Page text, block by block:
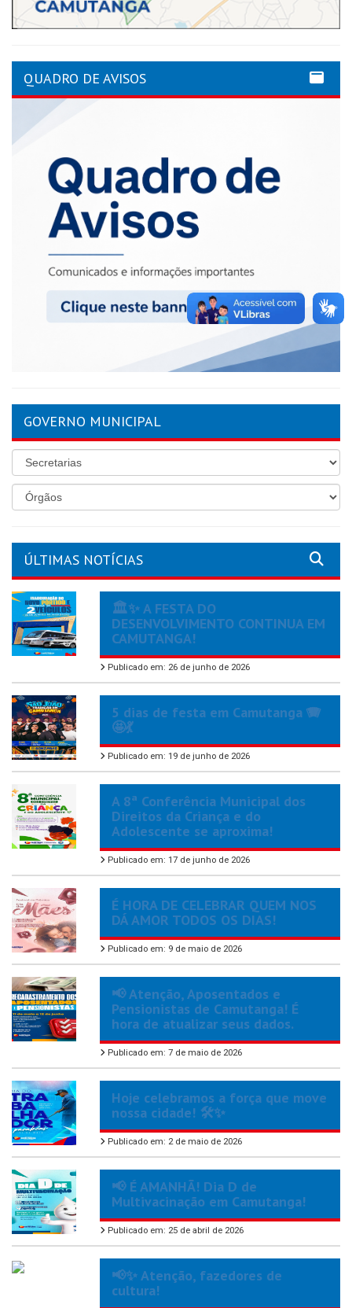
QUADRO DE AVISOS
GOVERNO MUNICIPAL
ÚLTIMAS NOTÍCIAS
🏛️✨ A FESTA DO
DESENVOLVIMENTO CONTINUA EM
CAMUTANGA!
Publicado em: 26 de junho de 2026
5 dias de festa em Camutanga 🪗
🤩💃
Publicado em: 19 de junho de 2026
A 8ª Conferência Municipal dos
Direitos da Criança e do
Adolescente se aproxima!
Publicado em: 17 de junho de 2026
É HORA DE CELEBRAR QUEM NOS
DÁ AMOR TODOS OS DIAS!
Publicado em: 9 de maio de 2026
📢 Atenção, Aposentados e
Pensionistas de Camutanga! É
hora de atualizar seus dados.
Publicado em: 7 de maio de 2026
Hoje celebramos a força que move
nossa cidade! 🛠️✨
Publicado em: 2 de maio de 2026
📢 É AMANHÃ! Dia D de
Multivacinação em Camutanga!
Publicado em: 25 de abril de 2026
📢✨ Atenção, fazedores de
cultura!